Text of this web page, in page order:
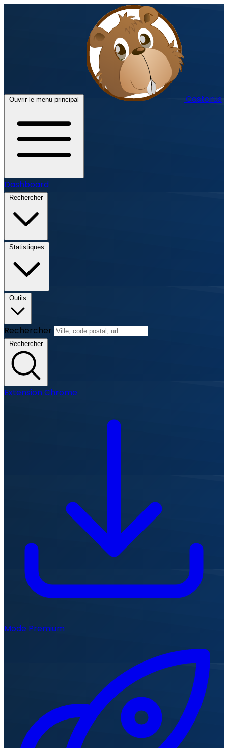
Ouvrir le menu principal Castorus
Dashboard
Rechercher
Statistiques
Outils
Rechercher
Rechercher
Extension Chrome
Mode Premium